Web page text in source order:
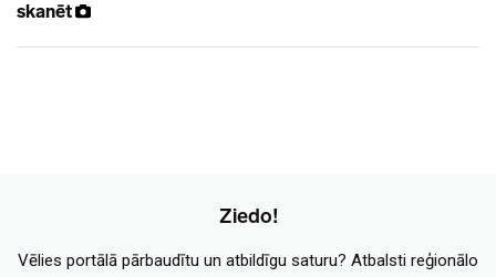
skanēt
Ziedo!
Vēlies portālā pārbaudītu un atbildīgu saturu? Atbalsti reģionālo